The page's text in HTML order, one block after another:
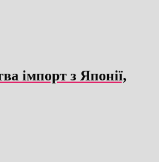
імпорт з Японії,